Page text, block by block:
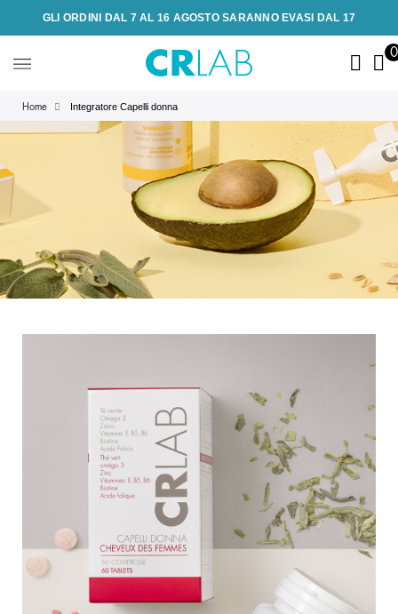
GLI ORDINI DAL 7 AL 16 AGOSTO SARANNO EVASI DAL 17
Home Integratore Capelli donna